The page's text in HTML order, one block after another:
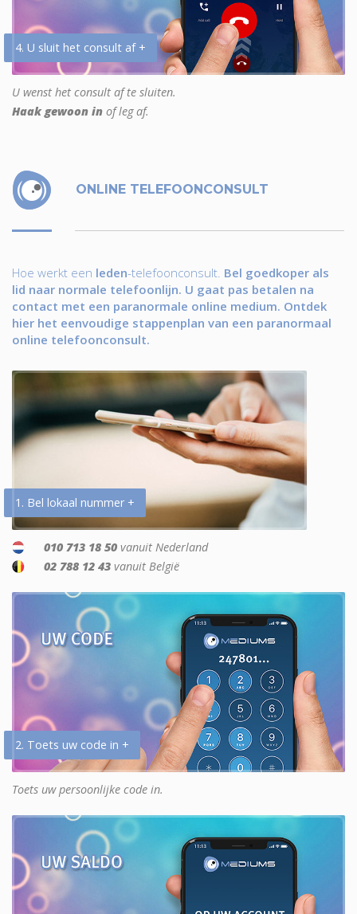
4. U sluit het consult af +
U wenst het consult af te sluiten.
Haak gewoon in of leg af.
ONLINE TELEFOONCONSULT
Hoe werkt een leden-telefoonconsult. Bel goedkoper als
lid naar normale telefoonlijn. U gaat pas betalen na
contact met een paranormale online medium. Ontdek
hier het eenvoudige stappenplan van een paranormaal
online telefoonconsult.
1. Bel lokaal nummer +
010 713 18 50 vanuit Nederland
02 788 12 43 vanuit België
2. Toets uw code in +
Toets uw persoonlijke code in.